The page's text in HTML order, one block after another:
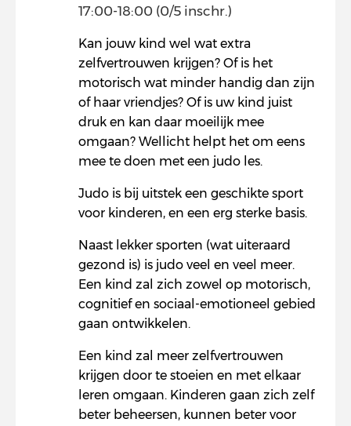
17:00-18:00 (0/5 inschr.)
Kan jouw kind wel wat extra
zelfvertrouwen krijgen? Of is het
motorisch wat minder handig dan zijn
of haar vriendjes? Of is uw kind juist
druk en kan daar moeilijk mee
omgaan? Wellicht helpt het om eens
mee te doen met een judo les.
Judo is bij uitstek een geschikte sport
voor kinderen, en een erg sterke basis.
Naast lekker sporten (wat uiteraard
gezond is) is judo veel en veel meer.
Een kind zal zich zowel op motorisch,
cognitief en sociaal-emotioneel gebied
gaan ontwikkelen.
Een kind zal meer zelfvertrouwen
krijgen door te stoeien en met elkaar
leren omgaan. Kinderen gaan zich zelf
beter beheersen, kunnen beter voor